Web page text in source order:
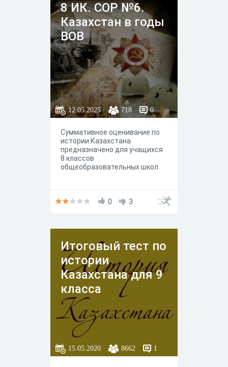
8 ИК. СОР №6.
Казахстан в годы
ВОВ
12.05.2025 718 0
Суммативное оценивание по
истории Казахстана
предназначено для учащихся
8 классов
общеобразовательных школ
0 3
Итоговый тест по
истории
Казахстана для 9
класса
15.05.2020 8662 1